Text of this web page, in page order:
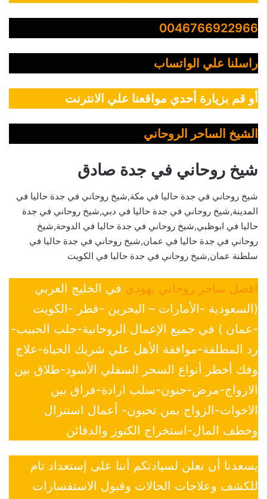
0046766922966
راسلنا علي الواتساب
أو قم بزيارة أحدي مواقعنا علي الانترنت
الشيخ الساحر الروحاني
شيخ روحاني في جدة صادق
شيخ روحاني في جدة حاليا في مكة,شيخ روحاني في جدة حاليا في
المدينة,شيخ روحاني في جدة حاليا في دبي,شيخ روحاني في جدة
حاليا في ابوظبي,شيخ روحاني في جدة حاليا في الدوحة,شيخ
روحاني في جدة حاليا في عمان,شيخ روحاني في جدة حاليا في
سلطنة عمان,شيخ روحاني في جدة حاليا في الكويت
افضل ساحر روحاني يهودي في الخليج العربي
(السعودية -الأمارات – البحرين -قطر -الكويت
-عمان ) في جميع الإعمال الروحانية-جلب الحبيب-
رد المطلقة-موافقة الأهل علي شريك الحياة-علاج
وفك أخطر أنواع السحر السفلي الأسود-طلاق بين
الازواج-مرض-جنون-سلب ارادة-فراق بين
الاخوات-الزواج بمن تحبون- أعمال استنزال
وخطف المال-استخراج الكنوز والدفائن
يسعدنا أن نعلن لسيادتكم أننا على إستعداد تام
للكشف وعلاجات الحالات وقبول الاستفسارات